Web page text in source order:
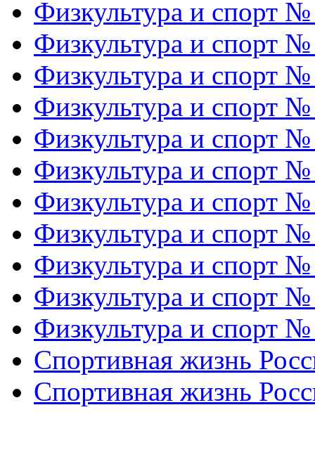
Физкультура и спорт
Физкультура и спорт
Физкультура и спорт
Физкультура и спорт
Физкультура и спорт
Физкультура и спорт
Физкультура и спорт
Физкультура и спорт
Физкультура и спорт
Физкультура и спорт
Физкультура и спорт
Спортивная жизнь
Спортивная жизнь